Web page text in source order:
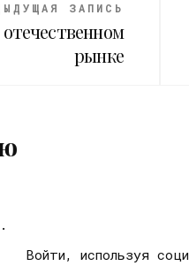
ЗАПИСЬ
рынке
.
Войти, используя